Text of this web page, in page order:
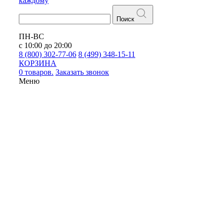
Поиск
ПН-ВС
с 10:00 до 20:00
8 (800) 302-77-06 8 (499) 348-15-11
КОРЗИНА
0 товаров. Заказать звонок
Меню